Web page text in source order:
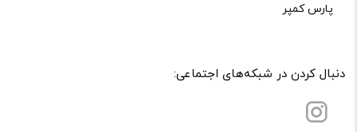
پارس کمپر
دنبال کردن در شبکه‌های اجتماعی: